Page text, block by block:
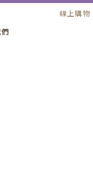
線上購物